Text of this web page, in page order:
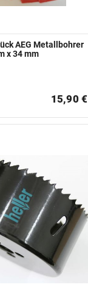
AEG Metallbohrer
x 34 mm
15,90 €